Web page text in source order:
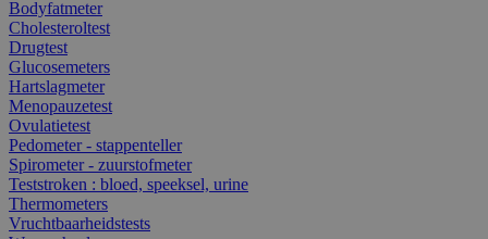
Bodyfatmeter
Cholesteroltest
Drugtest
Glucosemeters
Hartslagmeter
Menopauzetest
Ovulatietest
Pedometer - stappenteller
Spirometer - zuurstofmeter
Teststroken : bloed, speeksel, urine
Thermometers
Vruchtbaarheidstests